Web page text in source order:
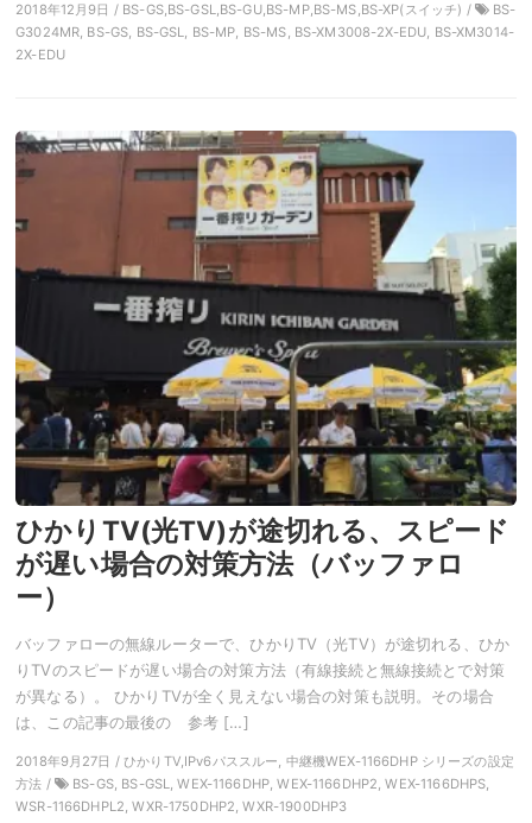
2018年12月9日 / BS-GS,BS-GSL,BS-GU,BS-MP,BS-MS,BS-XP(スイッチ) /
BS-
G3024MR, BS-GS, BS-GSL, BS-MP, BS-MS, BS-XM3008-2X-EDU, BS-XM3014-
2X-EDU
ひかりTV(光TV)が途切れる、スピード
が遅い場合の対策方法（バッファロ
ー）
バッファローの無線ルーターで、ひかりTV（光TV）が途切れる、ひか
りTVのスピードが遅い場合の対策方法（有線接続と無線接続とで対策
が異なる）。 ひかりTVが全く見えない場合の対策も説明。その場合
は、この記事の最後の 参考 […]
2018年9月27日 / ひかりTV,IPv6パススルー, 中継機WEX-1166DHP シリーズの設定
方法 /
BS-GS, BS-GSL, WEX-1166DHP, WEX-1166DHP2, WEX-1166DHPS,
WSR-1166DHPL2, WXR-1750DHP2, WXR-1900DHP3